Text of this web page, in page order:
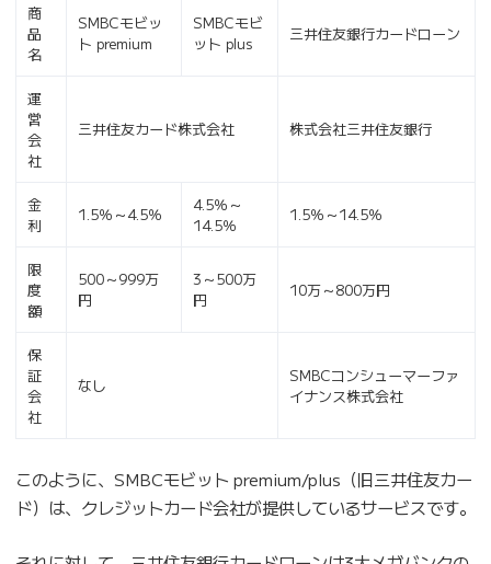
商
品
名
SMBCモビッ
ト premium
SMBCモビ
ット plus
三井住友銀行カードローン
運
営
会
社
三井住友カード株式会社 株式会社三井住友銀行
金
利
1.5％～4.5％
4.5％～
14.5％
1.5％～14.5％
限
度
額
500～999万
円
3～500万
円
10万～800万円
保
証
会
社
なし
SMBCコンシューマーファ
イナンス株式会社
このように、SMBCモビット premium/plus（旧三井住友カー
ド）は、クレジットカード会社が提供しているサービスです。